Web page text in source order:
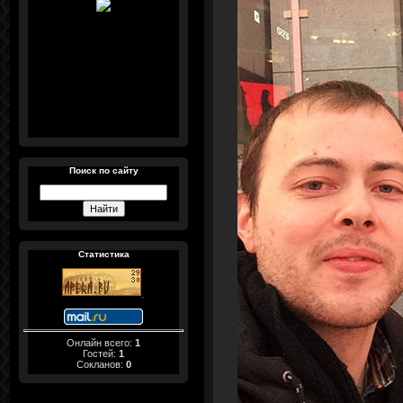
Поиск по сайту
Статистика
Онлайн всего: 1
Гостей: 1
Сокланов: 0